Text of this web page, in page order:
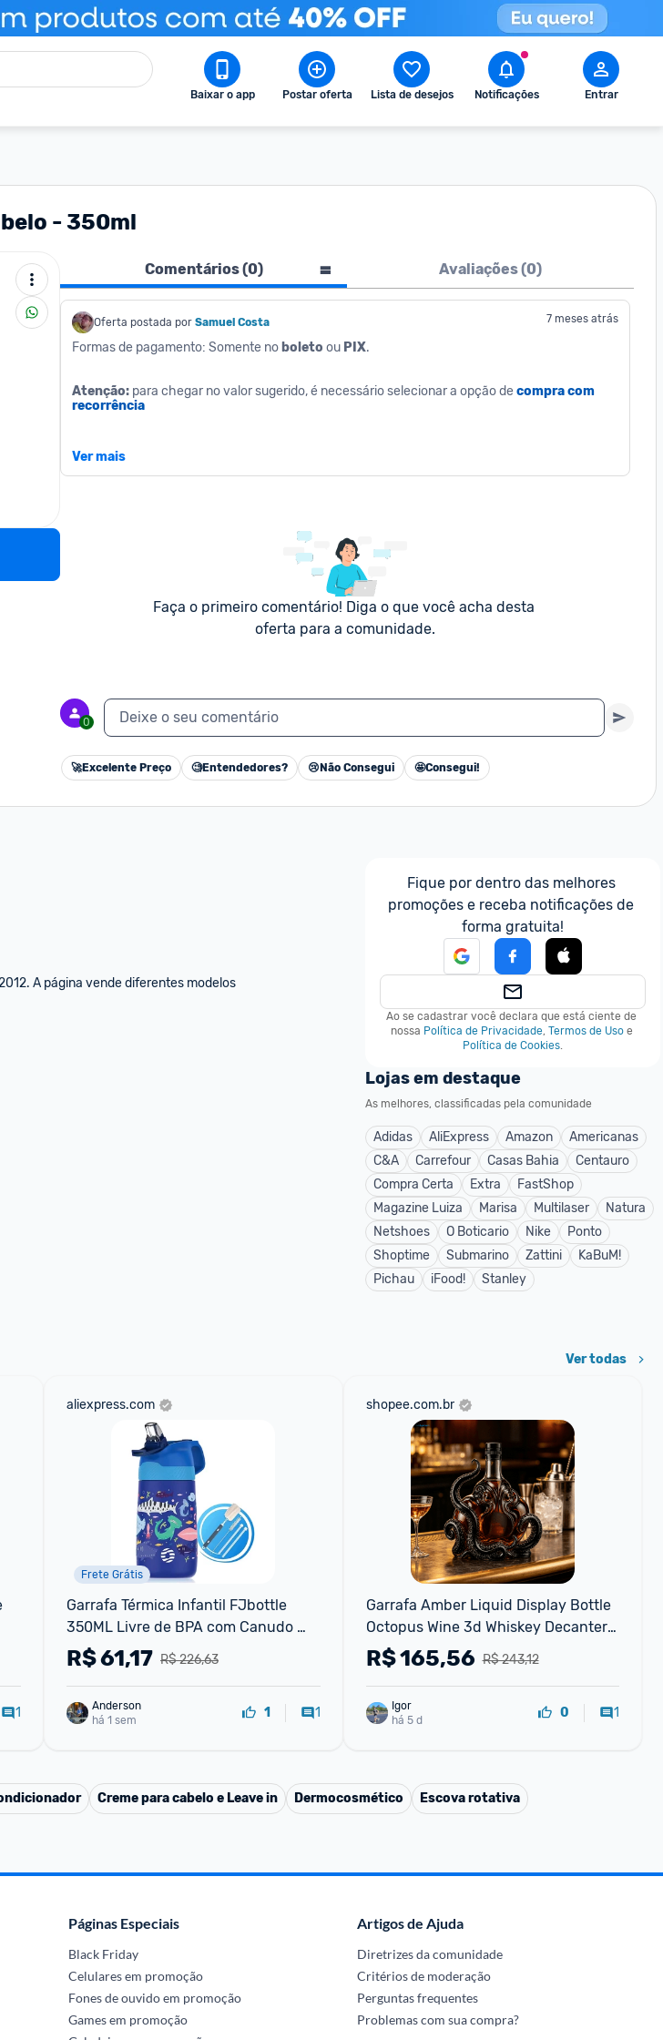
Baixar o app Postar oferta Lista de desejos Notificações Entrar
- 350ml
Comentários (0) Avaliações (0)
Oferta postada por Samuel Costa 7 meses atrás
Formas de pagamento: Somente no boleto ou PIX.
Atenção: para chegar no valor sugerido, é necessário selecionar a opção de compra com
recorrência
Ver mais
Faça o primeiro comentário! Diga o que você acha desta
oferta para a comunidade.
0 Deixe o seu comentário
🚀Excelente Preço 🧐Entendedores? 😢 Não Consegui 🤩Consegui!
A página vende diferentes modelos
Fique por dentro das melhores
promoções e receba notificações de
forma gratuita!
Ao se cadastrar você declara que está ciente de
nossa Política de Privacidade, Termos de Uso e
Política de Cookies.
Lojas em destaque
As melhores, classificadas pela comunidade
Adidas AliExpress Amazon
Americanas
C&A
Carrefour Casas Bahia
Centauro
Compra Certa
Extra
FastShop
Magazine Luiza
Marisa Multilaser
Natura
Netshoes
O Boticario Nike
Ponto
Shoptime
Submarino Zattini
KaBuM!
Pichau
iFood! Stanley
Ver todas
1
aliexpress.com
Frete Grátis
Garrafa Térmica Infantil FJbottle
350ML Livre de BPA com Canudo
Saudável + Conj Escova De Limpeza
R$ 226,63
R$61,17
Anderson
há 1 sem
1 1
shopee.com.br
Garrafa Amber Liquid Display Bottle
Octopus Wine 3d Whiskey Decanter
350ml Nautical Glass Decorative
Home Bar Spirits Un
R$ 243,12
R$165,56
Igor
há 5 d
0 1
Creme para cabelo e Leave in Dermocosmético Escova rotativa
Páginas Especiais
Black Friday
Celulares em promoção
Fones de ouvido em promoção
Games em promoção
Artigos de Ajuda
Diretrizes da comunidade
Critérios de moderação
Perguntas frequentes
Problemas com sua compra?